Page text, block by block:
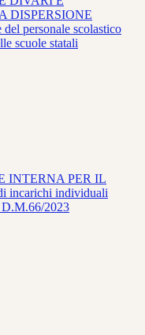
DISPERSIONE
personale scolastico
scuole statali
INTERNA PER IL
incarichi individuali
D.M.66/2023